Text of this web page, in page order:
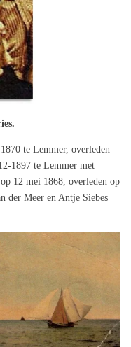
te Lemmer, overleden
1897 te Lemmer met
12 mei 1868, overleden op
der Meer en Antje Siebes